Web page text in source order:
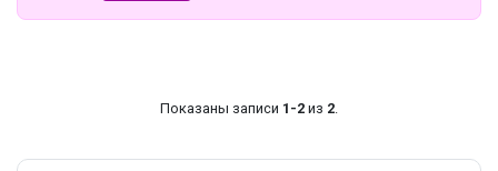
Показаны записи 1-2 из 2